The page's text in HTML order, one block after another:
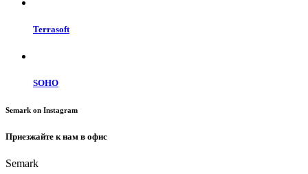
Terrasoft
SOHO
Semark on Instagram
Приезжайте к нам в офис
Semark